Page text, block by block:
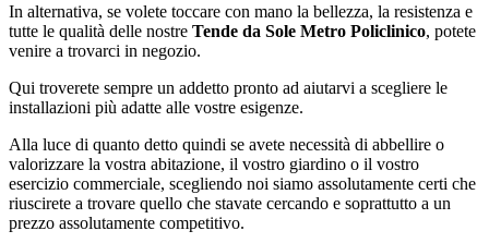
In alternativa, se volete toccare con mano la bellezza, la resistenza e
tutte le qualità delle nostre Tende da Sole Metro Policlinico, potete
venire a trovarci in negozio.
Qui troverete sempre un addetto pronto ad aiutarvi a scegliere le
installazioni più adatte alle vostre esigenze.
Alla luce di quanto detto quindi se avete necessità di abbellire o
valorizzare la vostra abitazione, il vostro giardino o il vostro
esercizio commerciale, scegliendo noi siamo assolutamente certi che
riuscirete a trovare quello che stavate cercando e soprattutto a un
prezzo assolutamente competitivo.